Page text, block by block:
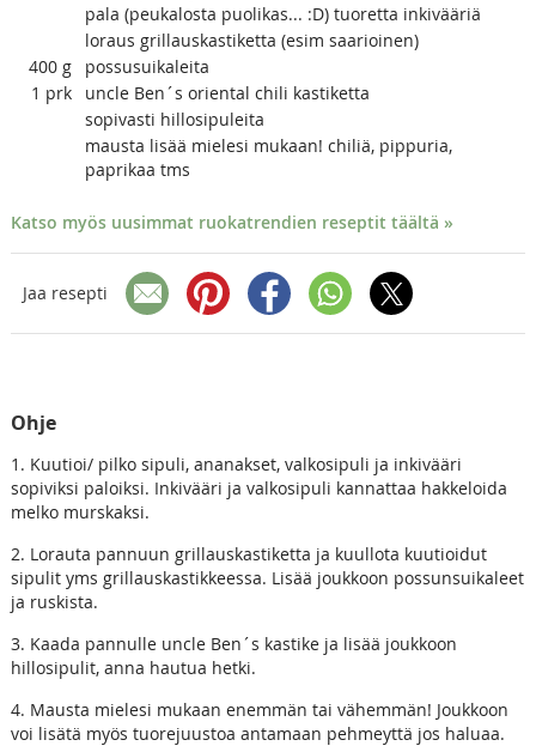
pala (peukalosta puolikas... :D) tuoretta inkivääriä
loraus grillauskastiketta (esim saarioinen)
400 g
possusuikaleita
1 prk
uncle Ben´s oriental chili kastiketta
sopivasti hillosipuleita
mausta lisää mielesi mukaan! chiliä, pippuria,
paprikaa tms
Katso myös uusimmat ruokatrendien reseptit täältä »
Jaa resepti
Ohje
1. Kuutioi/ pilko sipuli, ananakset, valkosipuli ja inkivääri
sopiviksi paloiksi. Inkivääri ja valkosipuli kannattaa hakkeloida
melko murskaksi.
2. Lorauta pannuun grillauskastiketta ja kuullota kuutioidut
sipulit yms grillauskastikkeessa. Lisää joukkoon possunsuikaleet
ja ruskista.
3. Kaada pannulle uncle Ben´s kastike ja lisää joukkoon
hillosipulit, anna hautua hetki.
4. Mausta mielesi mukaan enemmän tai vähemmän! Joukkoon
voi lisätä myös tuorejuustoa antamaan pehmeyttä jos haluaa.